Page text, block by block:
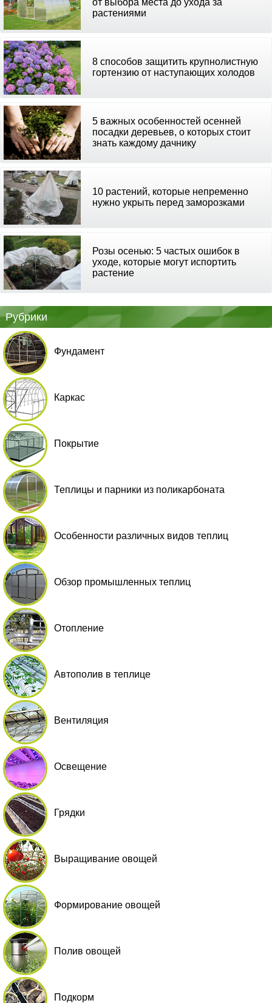
от выбора места до ухода за
растениями
8 способов защитить крупнолистную
гортензию от наступающих холодов
5 важных особенностей осенней
посадки деревьев, о которых стоит
знать каждому дачнику
10 растений, которые непременно
нужно укрыть перед заморозками
Розы осенью: 5 частых ошибок в
уходе, которые могут испортить
растение
Рубрики
Фундамент
Каркас
Покрытие
Теплицы и парники из поликарбоната
Особенности различных видов теплиц
Обзор промышленных теплиц
Отопление
Автополив в теплице
Вентиляция
Освещение
Грядки
Выращивание овощей
Формирование овощей
Полив овощей
Подкорм